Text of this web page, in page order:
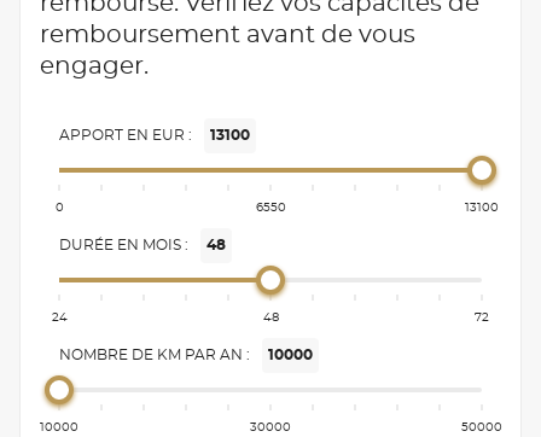
remboursement avant de vous
engager.
APPORT EN EUR : 13100
0 6550 13100
DURÉE EN MOIS : 48
24 48 72
NOMBRE DE KM PAR AN : 10000
10000 30000 50000